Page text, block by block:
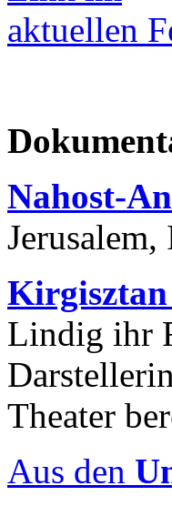
Nahost-
Jerusalem,
Lindig ihr
Theater
Aus den